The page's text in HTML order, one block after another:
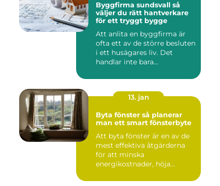
Byggfirma sundsvall så
väljer du rätt hantverkare
för ett tryggt bygge
Att anlita en byggfirma är
ofta ett av de större besluten
i ett husägares liv. Det
handlar inte bara...
13. jan
Byta fönster så planerar
man ett smart fönsterbyte
Att byta fönster är en av de
mest effektiva åtgärderna
för att minska
energikostnader, höja